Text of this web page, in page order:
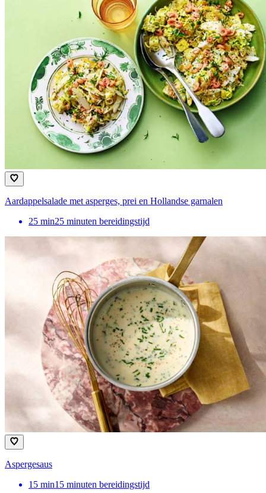
Aardappelsalade met asperges, prei en Hollandse garnalen
25 min25 minuten bereidingstijd
Aspergesaus
15 min15 minuten bereidingstijd